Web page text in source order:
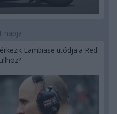
1 napja
Lambiase utódja a Red